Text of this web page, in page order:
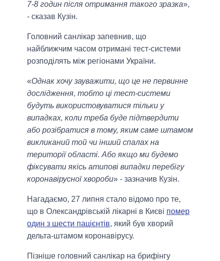
7-8 годин після отримання такого зразка»,
- сказав Кузін.
Головний санлікар запевнив, що
найближчим часом отримані тест-системи
розподілять між регіонами України.
«Однак хочу зауважити, що це не первинне
дослідження, тобто ці тест-системи
будуть використовуватися тільки у
випадках, коли треба буде підтвердити
або розібратися в тому, яким саме штамом
викликаний той чи інший спалах на
території області. Або якщо ми будемо
фіксувати якісь атипові випадки перебігу
коронавірусної хвороби» - зазначив Кузін.
Нагадаємо, 27 липня стало відомо про те,
що в Олександрівській лікарні в Києві помер
один з шести пацієнтів, який був хворий
дельта-штамом коронавірусу.
Пізніше головний санлікар на брифінгу